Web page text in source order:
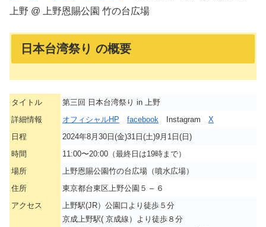
上野 @ 上野恩賜公園 竹の台広場
日本台湾祭り の概要
タイトル
第三回 日本台湾祭り in 上野
詳細情報
オフィシャルHP facebook Instagram X
日程
2024年8月30日(金)31日(土)9月1日(日)
時間
11:00〜20:00（最終日は19時まで）
場所
上野恩賜公園竹の台広場（噴水広場）
住所
東京都台東区上野公園５ – ６
アクセス
上野駅(JR）公園口より徒歩５分
京成上野駅( 京成線）より徒歩８分